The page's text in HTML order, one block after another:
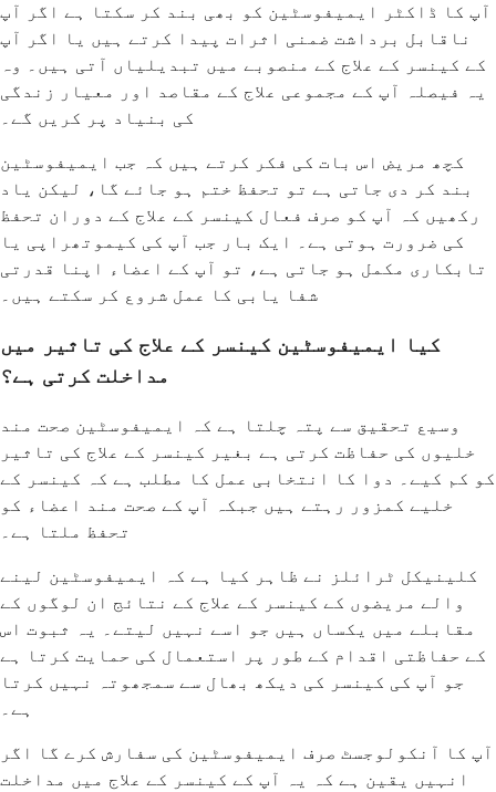
آپ کا ڈاکٹر ایمیفوسٹین کو بھی بند کر سکتا ہے اگر آپ
ناقابل برداشت ضمنی اثرات پیدا کرتے ہیں یا اگر آپ
کے کینسر کے علاج کے منصوبے میں تبدیلیاں آتی ہیں۔ وہ
یہ فیصلہ آپ کے مجموعی علاج کے مقاصد اور معیار زندگی
کی بنیاد پر کریں گے۔
کچھ مریض اس بات کی فکر کرتے ہیں کہ جب ایمیفوسٹین
بند کر دی جاتی ہے تو تحفظ ختم ہو جائے گا، لیکن یاد
رکھیں کہ آپ کو صرف فعال کینسر کے علاج کے دوران تحفظ
کی ضرورت ہوتی ہے۔ ایک بار جب آپ کی کیموتھراپی یا
تابکاری مکمل ہو جاتی ہے، تو آپ کے اعضاء اپنا قدرتی
شفا یابی کا عمل شروع کر سکتے ہیں۔
کیا ایمیفوسٹین کینسر کے علاج کی تاثیر میں
مداخلت کرتی ہے؟
وسیع تحقیق سے پتہ چلتا ہے کہ ایمیفوسٹین صحت مند
خلیوں کی حفاظت کرتی ہے بغیر کینسر کے علاج کی تاثیر
کو کم کیے۔ دوا کا انتخابی عمل کا مطلب ہے کہ کینسر کے
خلیے کمزور رہتے ہیں جبکہ آپ کے صحت مند اعضاء کو
تحفظ ملتا ہے۔
کلینیکل ٹرائلز نے ظاہر کیا ہے کہ ایمیفوسٹین لینے
والے مریضوں کے کینسر کے علاج کے نتائج ان لوگوں کے
مقابلے میں یکساں ہیں جو اسے نہیں لیتے۔ یہ ثبوت اس
کے حفاظتی اقدام کے طور پر استعمال کی حمایت کرتا ہے
جو آپ کی کینسر کی دیکھ بھال سے سمجھوتہ نہیں کرتا
ہے۔
آپ کا آنکولوجسٹ صرف ایمیفوسٹین کی سفارش کرے گا اگر
انہیں یقین ہے کہ یہ آپ کے کینسر کے علاج میں مداخلت